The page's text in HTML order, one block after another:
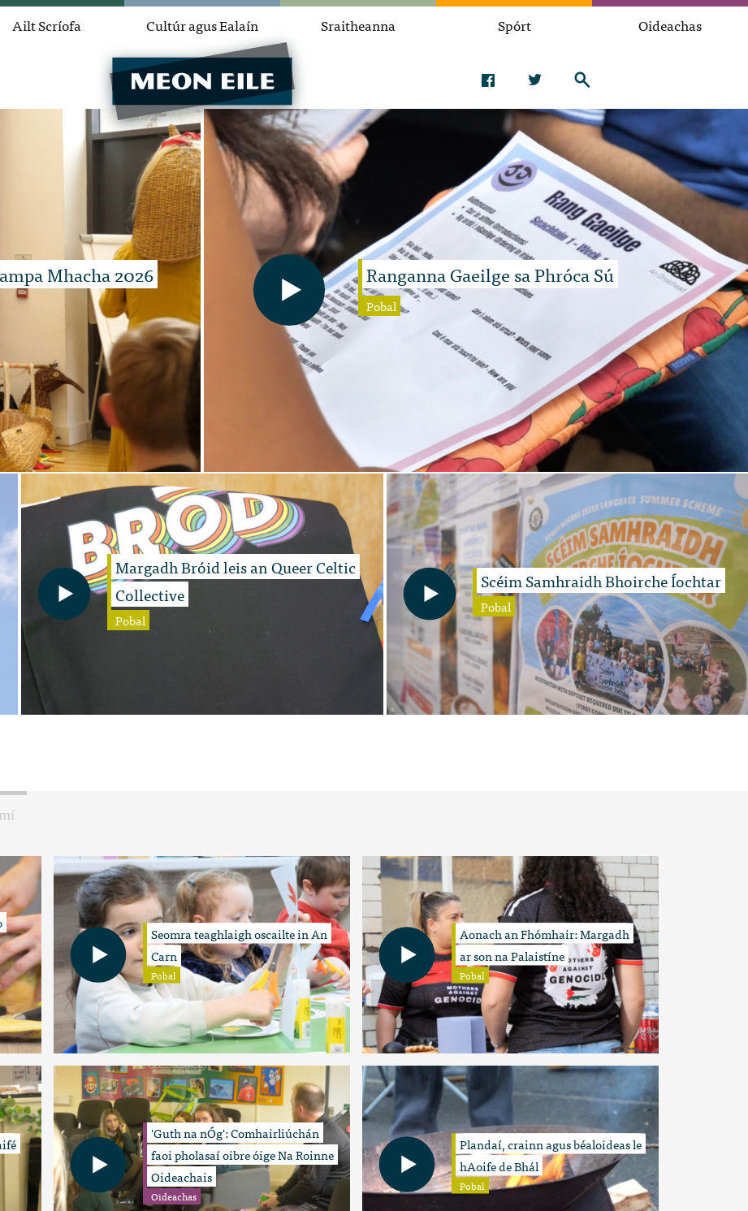
Ailt Scríofa Cultúr agus Ealaín Sraitheanna Spórt Oideachas
Mhacha 2026 Ranganna Gaeilge sa Phróca Sú
Pobal
Margadh Bróid leis an Queer Celtic
Collective
Pobal
Scéim Samhraidh Bhoirche Íochtar
Pobal
Seomra teaghlaigh oscailte in An
Carn
Pobal
Aonach an Fhómhair: Margadh
ar son na Palaistíne
Pobal
'Guth na nÓg': Comhairliúchán
faoi pholasaí oibre óige Na Roinne
Oideachais
Oideachas
Plandaí, crainn agus béaloideas le
hAoife de Bhál
Pobal